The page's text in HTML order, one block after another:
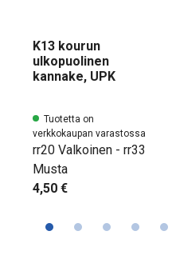
K13 kourun
ulkopuolinen
kannake, UPK
Tuotetta on
verkkokaupan varastossa
rr20 Valkoinen - rr33
Musta
4,50 €